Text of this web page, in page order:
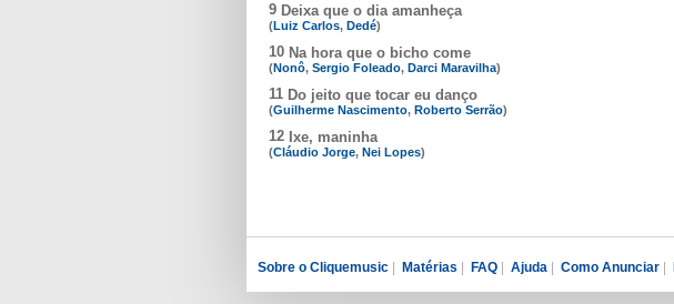
9 Deixa que o dia amanheça
(Luiz Carlos, Dedé)
10 Na hora que o bicho come
(Nonô, Sergio Foleado, Darci Maravilha)
11 Do jeito que tocar eu danço
(Guilherme Nascimento, Roberto Serrão)
12 Ixe, maninha
(Cláudio Jorge, Nei Lopes)
Sobre o Cliquemusic Matérias FAQ Ajuda Como Anunciar